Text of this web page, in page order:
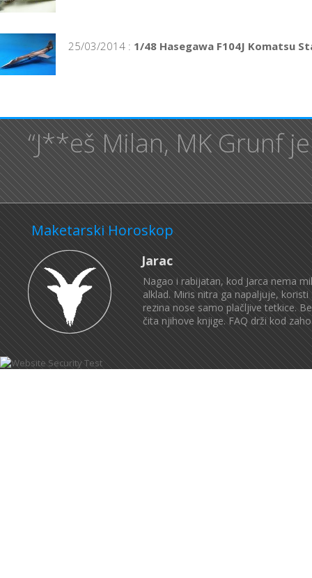
25/03/2014 : 1/48 Hasegawa F104J Komatsu
“J**eš Milan, MK Grunf
Maketarski Horoskop
Jarac
Nagao i rabijatan, kod Jarca nema
alklad. Miris nitra ga napaljuje,
rezina nose samo plačljive tetkice.
čita njihove knjige. FAQ drži kod